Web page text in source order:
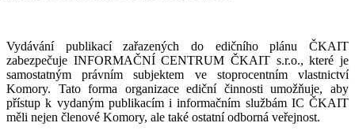
Vydávání publikací zařazených do edičního plánu ČKAIT
zabezpečuje INFORMAČNÍ CENTRUM ČKAIT s.r.o., které je
samostatným právním subjektem ve stoprocentním vlastnictví
Komory. Tato forma organizace ediční činnosti umožňuje, aby
přístup k vydaným publikacím i informačním službám IC ČKAIT
měli nejen členové Komory, ale také ostatní odborná veřejnost.